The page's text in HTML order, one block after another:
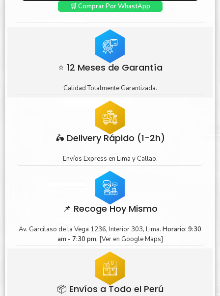
🛒 Comprar Por WhastApp
⭐ 12 Meses de Garantía
Calidad Totalmente Garantizada.
🛵 Delivery Rápido (1-2h)
Envíos Express en Lima y Callao.
📌 Recoge Hoy Mismo
Av. Garcilaso de la Vega 1236, Interior 303, Lima. Horario: 9:30
am - 7:30 pm. [Ver en Google Maps]
📦 Envíos a Todo el Perú